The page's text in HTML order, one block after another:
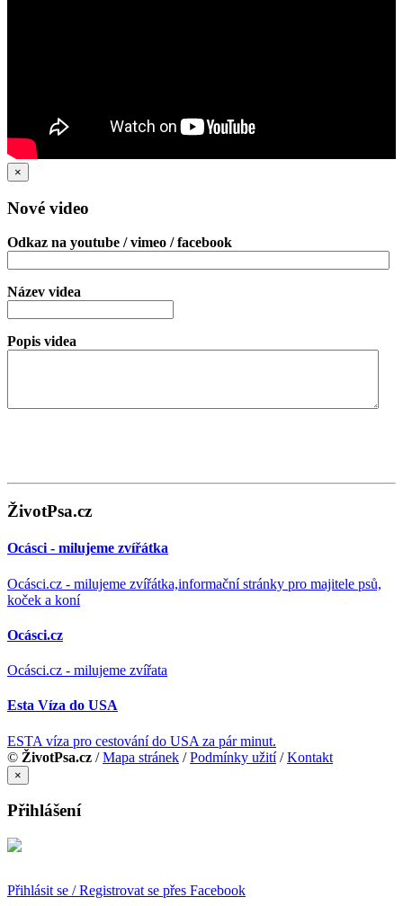
×
Nové video
Odkaz na youtube / vimeo / facebook
Název videa
Popis videa
ŽivotPsa.cz
Ocásci - milujeme zvířátka
Ocásci.cz - milujeme zvířátka,informační stránky pro majitele psů,
koček a koní
Ocásci.cz
Ocásci.cz - milujeme zvířata
Esta Víza do USA
ESTA víza pro cestování do USA za pár minut.
© ŽivotPsa.cz /Mapa stránek /Podmínky užití/Kontakt
×
Přihlášení
Přihlásit se / Registrovat se přes Facebook